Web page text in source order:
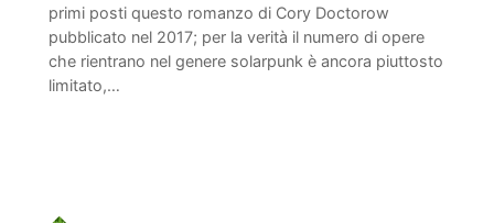
primi posti questo romanzo di Cory Doctorow
pubblicato nel 2017; per la verità il numero di opere
che rientrano nel genere solarpunk è ancora piuttosto
limitato,…